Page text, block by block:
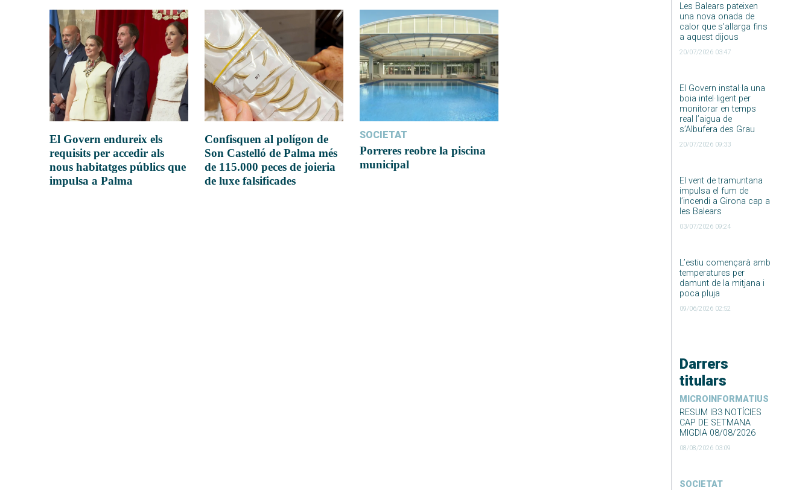
Les Balears pateixen
una nova onada de
calor que s’allarga fins
a aquest dijous
20/07/2026 03:47
El Govern instal·la una
boia intel·ligent per
monitorar en temps
real l’aigua de
s’Albufera des Grau
20/07/2026 09:33
El vent de tramuntana
impulsa el fum de
l’incendi a Girona cap a
les Balears
03/07/2026 09:24
L’estiu començarà amb
temperatures per
damunt de la mitjana i
poca pluja
09/06/2026 02:52
Darrers
titulars
MICROINFORMATIUS
RESUM IB3 NOTÍCIES
CAP DE SETMANA
MIGDIA 08/08/2026
08/08/2026 03:09
SOCIETAT
El Govern endureix els
requisits per accedir als
nous habitatges públics que
impulsa a Palma
Confisquen al polígon de
Son Castelló de Palma més
de 115.000 peces de joieria
de luxe falsificades
SOCIETAT
Porreres reobre la piscina
municipal